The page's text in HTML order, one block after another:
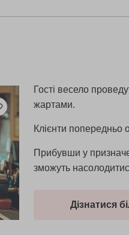
Гості весело
жартами.
Клієнти попередньо
Прибувши у
зможуть
Дізнатися